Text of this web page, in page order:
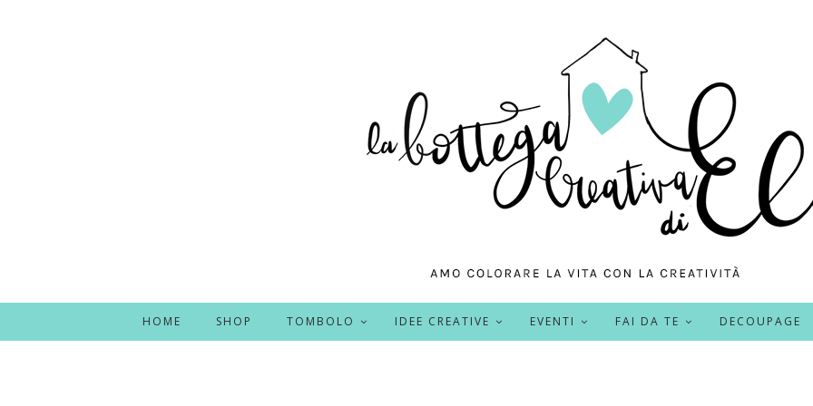
HOME SHOP TOMBOLO IDEE CREATIVE EVENTI FAI DA TE DECOUPAGE